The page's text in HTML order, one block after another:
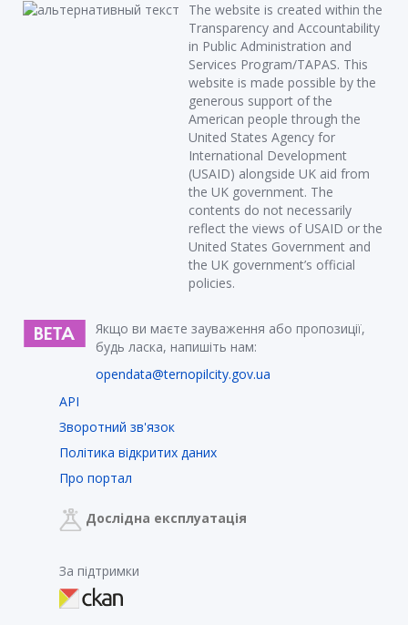
The website is created within the
Transparency and Accountability
in Public Administration and
Services Program/TAPAS. This
website is made possible by the
generous support of the
American people through the
United States Agency for
International Development
(USAID) alongside UK aid from
the UK government. The
contents do not necessarily
reflect the views of USAID or the
United States Government and
the UK government’s official
policies.
Якщо ви маєте зауваження або пропозиції,
будь ласка, напишіть нам:
opendata@ternopilcity.gov.ua
API
Зворотний зв'язок
Політика відкритих даних
Про портал
Дослідна експлуатація
За підтримки